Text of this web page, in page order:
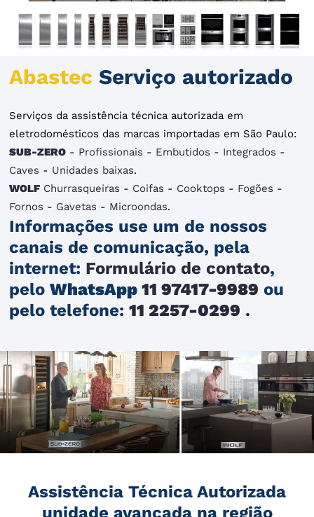
Abastec Serviço autorizado
Serviços da assistência técnica autorizada em
eletrodomésticos das marcas importadas em São Paulo:
SUB-ZERO - Profissionais - Embutidos - Integrados -
Caves - Unidades baixas.
WOLF Churrasqueiras - Coifas - Cooktops - Fogões -
Fornos - Gavetas - Microondas.
Informações use um de nossos
canais de comunicação, pela
internet: Formulário de contato,
peloWhatsApp 11 97417-9989 ou
pelo telefone:11 2257-0299 .
Assistência Técnica Autorizada
unidade avançada na região